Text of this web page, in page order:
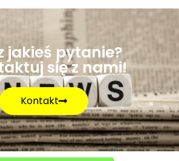
jakieś pytanie?
się z nami!
Kontakt